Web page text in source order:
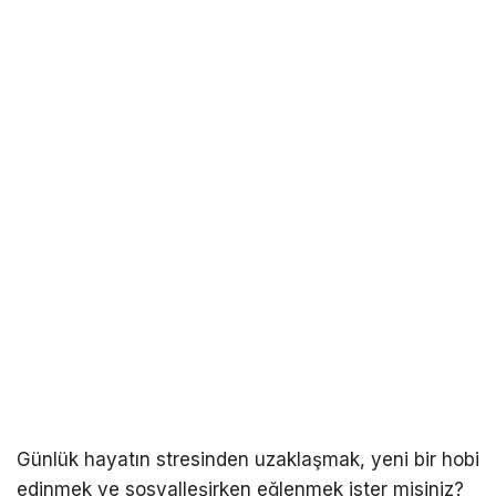
Günlük hayatın stresinden uzaklaşmak, yeni bir hobi
edinmek ve sosyalleşirken eğlenmek ister misiniz?